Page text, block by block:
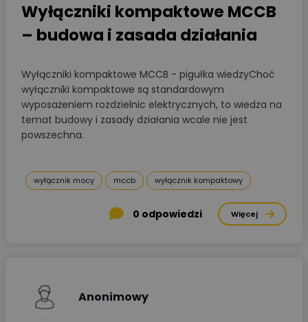
Wyłączniki kompaktowe MCCB
– budowa i zasada działania
Wyłączniki kompaktowe MCCB - pigułka wiedzyChoć
wyłączniki kompaktowe są standardowym
wyposażeniem rozdzielnic elektrycznych, to wiedza na
temat budowy i zasady działania wcale nie jest
powszechna.
wyłącznik mocy mccb wyłącznik kompaktowy
0 odpowiedzi Więcej
Anonimowy